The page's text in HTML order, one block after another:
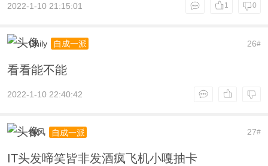
2022-1-10 21:15:01 0
1
26#
Chily 自成一派
看看能不能
2022-1-10 22:40:42
27#
春风 自成一派
IT头发啼笑皆非发酒疯飞机小嘎抽卡